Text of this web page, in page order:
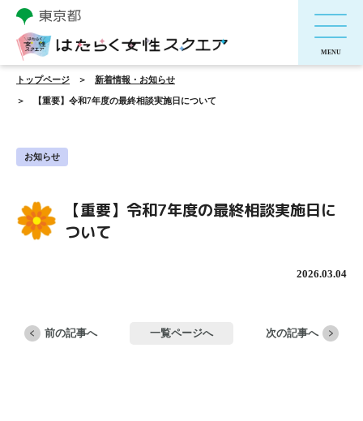
トップページ 新着情報・お知らせ
【重要】令和7年度の最終相談実施日について
お知らせ
【重要】令和7年度の最終相談実施日に
ついて
2026.03.04
前の記事へ 一覧ページへ 次の記事へ